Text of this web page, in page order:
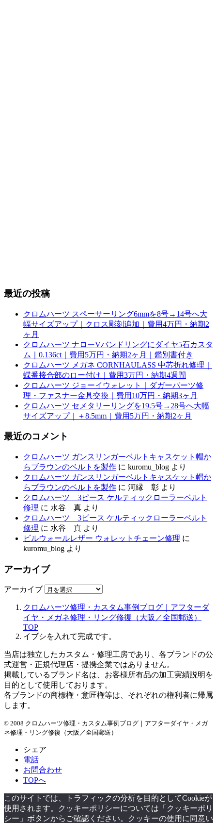
最近の投稿
クロムハーツ スペーサーリング6mmを8号→14号へ大
幅サイズアップ｜クロス彫刻追加｜費用4万円・納期2
ヶ月
クロムハーツ ナローVバンドリングにダイヤ5石カスタ
ム｜0.136ct｜費用5万円・納期2ヶ月｜鑑別書付き
クロムハーツ メガネ CORNHAULASS 中芯折れ修理｜
蝶番接合部のロー付け｜費用3万円・納期4週間
クロムハーツ ジョーイウォレット｜ダガーパーツ修
理・ファスナー金具交換｜費用10万円・納期3ヶ月
クロムハーツ セメタリーリングを19.5号→28号へ大幅
サイズアップ｜＋8.5mm｜費用5万円・納期2ヶ月
最近のコメント
クロムハーツ ガンスリンガーベルトキャスケット帽か
らブラウンのベルトを製作 に kuromu_blog より
クロムハーツ ガンスリンガーベルトキャスケット帽か
らブラウンのベルトを製作 に 河縁 彰 より
クロムハーツ 3ピース ケルティックローラーベルト
修理 に 水谷 真 より
クロムハーツ 3ピース ケルティックローラーベルト
修理 に 水谷 真 より
ビルウォールレザー ウォレットチェーン修理 に
kuromu_blog より
アーカイブ
アーカイブ
クロムハーツ修理・カスタム事例ブログ｜アフターダ
イヤ・メガネ修理・リング修復（大阪／全国郵送）
TOP
イブシを入れて完成です。
当店は独立したカスタム・修理工房であり、各ブランドの公
式運営・正規代理店・提携企業ではありません。
掲載しているブランド名は、お客様所有品の加工実績説明を
目的として使用しております。
各ブランドの商標権・意匠権等は、それぞれの権利者に帰属
します。
© 2008 クロムハーツ修理・カスタム事例ブログ｜アフターダイヤ・メガ
ネ修理・リング修復（大阪／全国郵送）
シェア
電話
お問合わせ
TOPへ
このサイトでは、トラフィックの分析を目的としてCookieが
使用されます。クッキーポリシーについては「クッキーポリ
シー」ボタンからご確認ください。クッキーの使用に同意い